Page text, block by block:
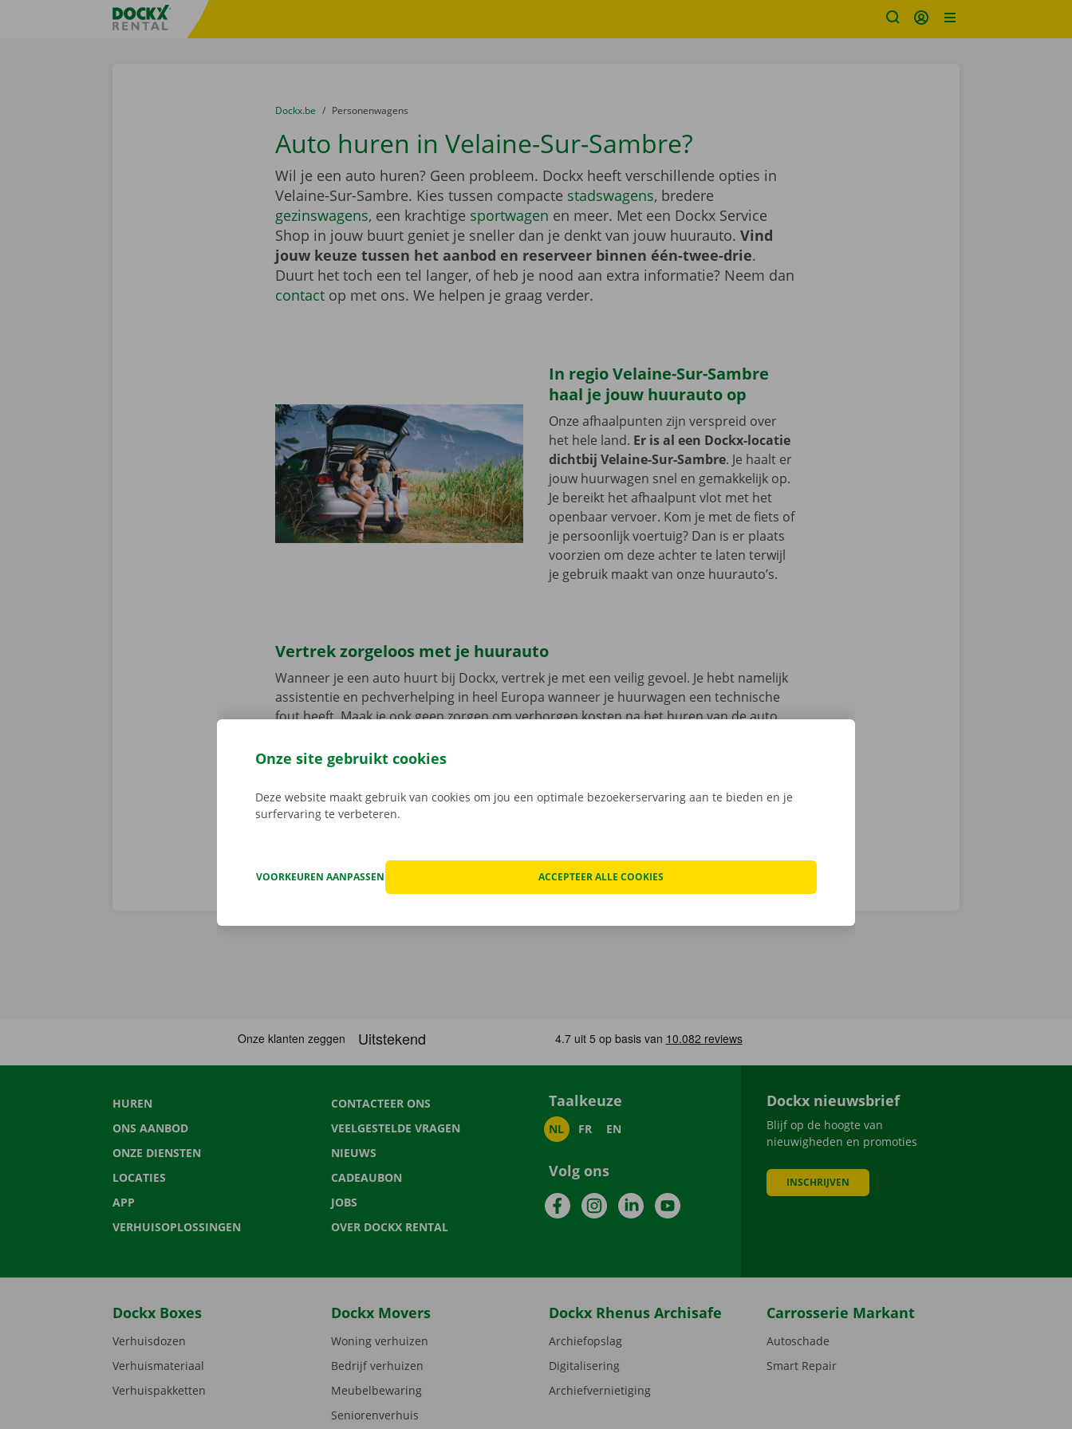
Taalselectie overslaanFratello DEMO
U bevindt zich hier:
van
Dockx.be naar
Personenwagens
Auto huren in Velaine-Sur-Sambre?
Wil je een auto huren? Geen probleem. Dockx heeft verschillende opties in
Velaine-Sur-Sambre. Kies tussen compacte stadswagens, bredere
gezinswagens, een krachtige sportwagen en meer. Met een Dockx Service
Shop in jouw buurt geniet je sneller dan je denkt van jouw huurauto. Vind
jouw keuze tussen het aanbod en reserveer binnen één-twee-drie.
Duurt het toch een tel langer, of heb je nood aan extra informatie? Neem dan
contactop met ons. We helpen je graag verder.
In regio Velaine-Sur-Sambre
haal je jouw huurauto op
Onze afhaalpunten zijn verspreid over
het hele land. Er is al een Dockx-locatie
dichtbij Velaine-Sur-Sambre. Je haalt er
jouw huurwagen snel en gemakkelijk op.
Je bereikt het afhaalpunt vlot met het
openbaar vervoer. Kom je met de fiets of
je persoonlijk voertuig? Dan is er plaats
voorzien om deze achter te laten terwijl
je gebruik maakt van onze huurauto’s.
Vertrek zorgeloos met je huurauto
Wanneer je een auto huurt bij Dockx, vertrek je met een veilig gevoel. Je hebt namelijk
assistentie en pechverhelping in heel Europa wanneer je huurwagen een technische
fout heeft. Maak je ook geen zorgen om verborgen kosten na het huren van de auto.
persoonlijke service: daar gaan we voor.
HUREN
ONS AANBOD
ONZE DIENSTEN
LOCATIES
APP
VERHUISOPLOSSINGEN
CONTACTEER ONS
VEELGESTELDE VRAGEN
NIEUWS
CADEAUBON
JOBS
OVER DOCKX RENTAL
Taalkeuze
NL FR EN
Volg ons
FacebookInstagramLinkedInYouTube
Dockx nieuwsbrief
Blijf op de hoogte van
nieuwigheden en promoties
INSCHRIJVEN
Dockx Boxes
Verhuisdozen
Verhuismateriaal
Verhuispakketten
Dockx Movers
Woning verhuizen
Bedrijf verhuizen
Meubelbewaring
Seniorenverhuis
Dockx Rhenus Archisafe
Archiefopslag
Digitalisering
Archiefvernietiging
Carrosserie Markant
Autoschade
Smart Repair
Onze site gebruikt cookies
Deze website maakt gebruik van cookies om jou een optimale bezoekerservaring aan te bieden en je
surfervaring te verbeteren.
VOORKEUREN AANPASSEN ACCEPTEER ALLE COOKIES